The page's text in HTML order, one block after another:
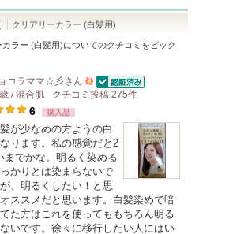
クリアリーカラー (白髪用)
カラー (白髪用)についてのクチコミをピック
コラママ☆彡さん
500
以
上
の
メ
ン
バ
認証済
/ 混合肌 クチコミ投稿 275件
6 購入品
が少なめの方ようの白
ります。私の感覚だと2
までかな。明るく染める
かりとは染まらないで
、明るくしたい！と思
ススメだと思います。白髪染めで暗
た方はこれを使ってももちろん明る
いです。徐々に移行したい人にはい